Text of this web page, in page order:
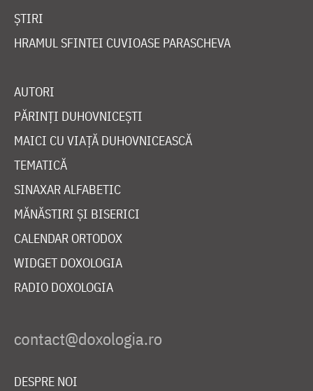
ȘTIRI
HRAMUL SFINTEI CUVIOASE PARASCHEVA
AUTORI
PĂRINȚI DUHOVNICEȘTI
MAICI CU VIAȚĂ DUHOVNICEASCĂ
TEMATICĂ
SINAXAR ALFABETIC
MĂNĂSTIRI ȘI BISERICI
CALENDAR ORTODOX
WIDGET DOXOLOGIA
RADIO DOXOLOGIA
DESPRE NOI